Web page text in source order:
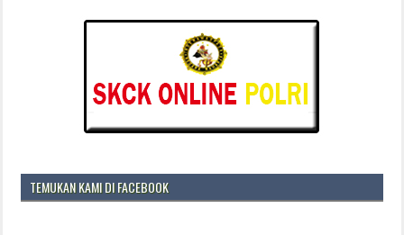
TEMUKAN KAMI DI FACEBOOK